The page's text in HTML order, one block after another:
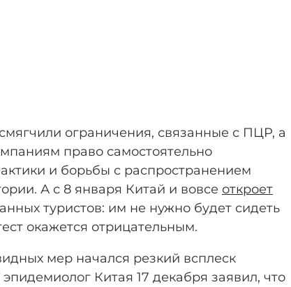
ограничения, связанные с ПЦР, а
право самостоятельно
и борьбы с распространением
А с 8 января Китай и вовсе откроет
туристов: им не нужно будет сидеть
окажется отрицательным.
мер начался резкий всплеск
Китая 17 декабря заявил, что